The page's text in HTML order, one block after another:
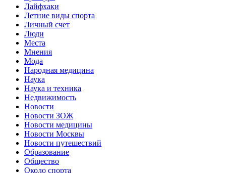
Лайфхаки
Летние виды спорта
Личный счет
Люди
Места
Мнения
Мода
Народная медицина
Наука
Наука и техника
Недвижимость
Новости
Новости ЗОЖ
Новости медицины
Новости Москвы
Новости путешествий
Образование
Общество
Около спорта